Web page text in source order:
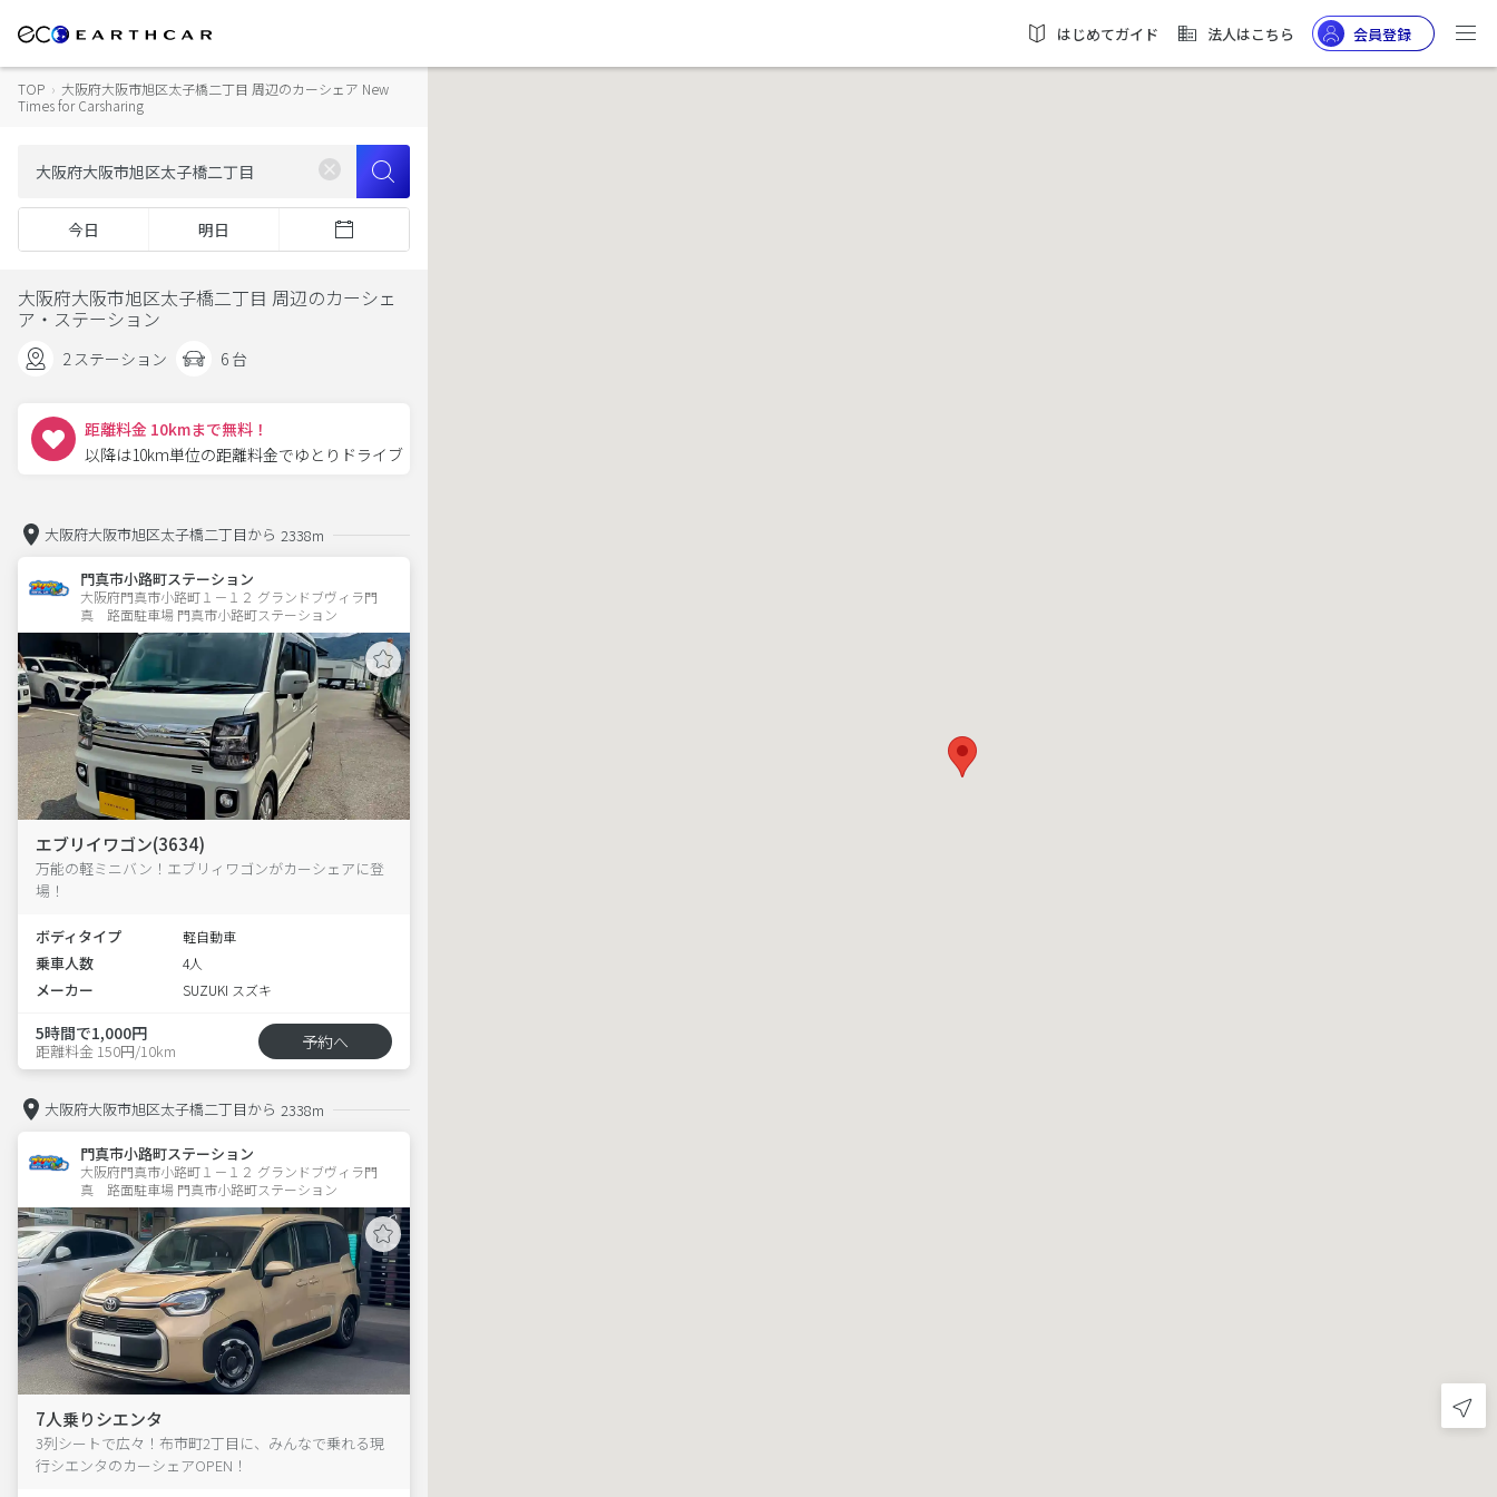
はじめてガイド 法人はこちら 会員登録
TOP › 大阪府大阪市旭区太子橋二丁目 周辺のカーシェア New
Times for Carsharing
今日 明日
大阪府大阪市旭区太子橋二丁目 周辺のカーシェ
ア・ステーション
2 ステーション 6 台
距離料金 10kmまで無料！
以降は10km単位の距離料金でゆとりドライブ
大阪府大阪市旭区太子橋二丁目から 2338m
門真市小路町ステーション
大阪府門真市小路町１－１２ グランドブヴィラ門
真　路面駐車場 門真市小路町ステーション
エブリイワゴン(3634)
万能の軽ミニバン！エブリィワゴンがカーシェアに登
場！
ボディタイプ 軽自動車
乗車人数 4人
メーカー SUZUKI スズキ
5時間で1,000円
距離料金 150円/10km 予約へ
大阪府大阪市旭区太子橋二丁目から 2338m
門真市小路町ステーション
大阪府門真市小路町１－１２ グランドブヴィラ門
真　路面駐車場 門真市小路町ステーション
7人乗りシエンタ
3列シートで広々！布市町2丁目に、みんなで乗れる現
行シエンタのカーシェアOPEN！